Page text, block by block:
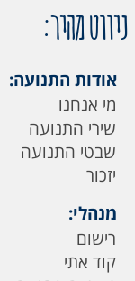
ניווט מהיר:
אודות התנועה:
מי אנחנו
שירי התנועה
שבטי התנועה
יזכור
מנהלי:
רישום
קוד אתי